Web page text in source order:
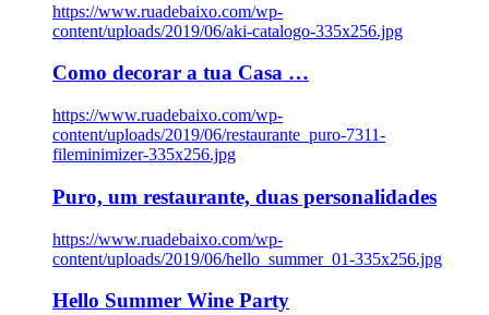
https://www.ruadebaixo.com/wp-
content/uploads/2019/06/aki-catalogo-335x256.jpg
Como decorar a tua Casa …
https://www.ruadebaixo.com/wp-
content/uploads/2019/06/restaurante_puro-7311-
fileminimizer-335x256.jpg
Puro, um restaurante, duas personalidades
https://www.ruadebaixo.com/wp-
content/uploads/2019/06/hello_summer_01-335x256.jpg
Hello Summer Wine Party